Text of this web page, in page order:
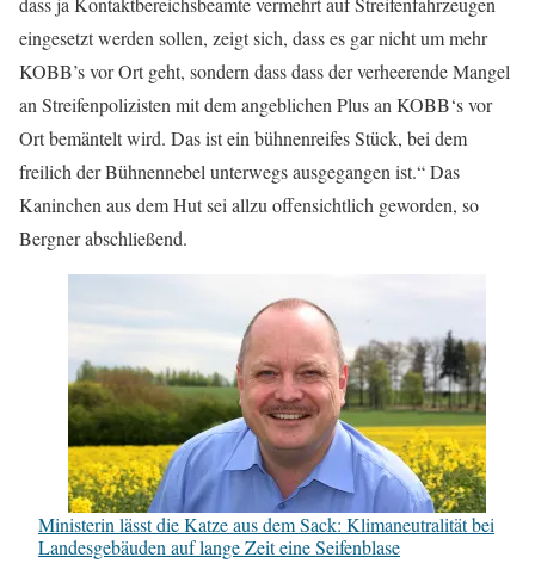
eingesetzt werden sollen, zeigt sich, dass es gar nicht um mehr
KOBB’s vor Ort geht, sondern dass dass der verheerende Mangel
an Streifenpolizisten mit dem angeblichen Plus an KOBB‘s vor
Ort bemäntelt wird. Das ist ein bühnenreifes Stück, bei dem
freilich der Bühnennebel unterwegs ausgegangen ist.“ Das
Kaninchen aus dem Hut sei allzu offensichtlich geworden, so
Bergner abschließend.
Ministerin lässt die Katze aus dem Sack: Klimaneutralität bei
Landesgebäuden auf lange Zeit eine Seifenblase